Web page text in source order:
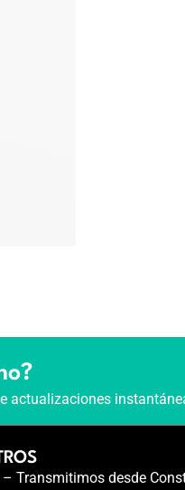
actualizaciones
– Transmitimos desde